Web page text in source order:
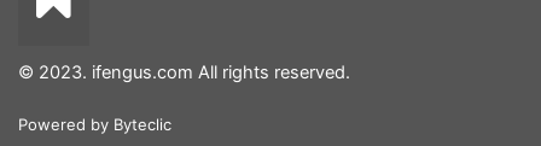
© 2023. ifengus.com All rights reserved.
Powered by Byteclic